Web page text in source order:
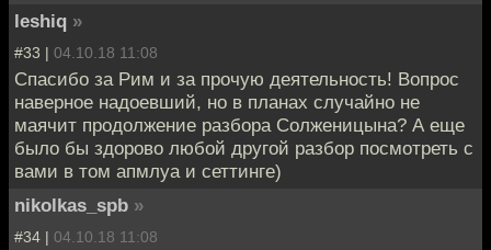
leshiq »
#33 | 04.10.18 11:08
Спасибо за Рим и за прочую деятельность! Вопрос
наверное надоевший, но в планах случайно не
маячит продолжение разбора Солженицына? А еще
было бы здорово любой другой разбор посмотреть с
вами в том апмлуа и сеттинге)
nikolkas_spb »
#34 | 04.10.18 11:08